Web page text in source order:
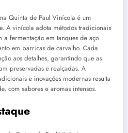
Quinta de Paul Vinícola é um
A vinícola adota métodos tradicionais
fermentação em tanques de aço
em barricas de carvalho. Cada
aos detalhes, garantindo que as
preservadas e realçadas. A
e inovações modernas resulta
com sabores e aromas intensos.